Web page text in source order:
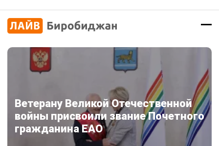
Ветерану Великой Отечественной
войны присвоили звание Почетного
гражданина ЕАО